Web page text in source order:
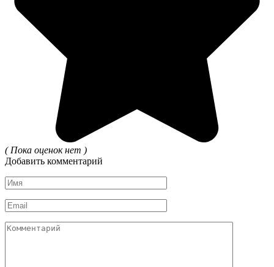
( Пока оценок нет )
Добавить комментарий
Имя
*
Email
*
Комментарий